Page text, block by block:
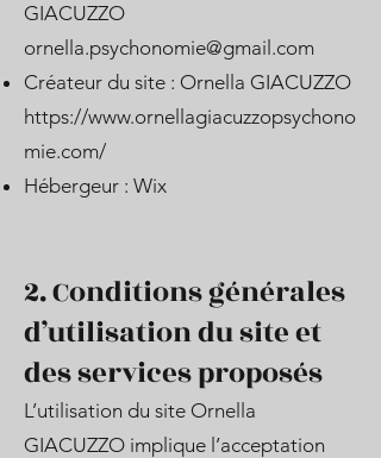
GIACUZZO
ornella.psychonomie@gmail.com
Créateur du site : Ornella GIACUZZO
https://www.ornellagiacuzzopsychono
mie.com/
Hébergeur : Wix
2. Conditions générales
d’utilisation du site et
des services proposés
L’utilisation du site Ornella
GIACUZZO implique l’acceptation